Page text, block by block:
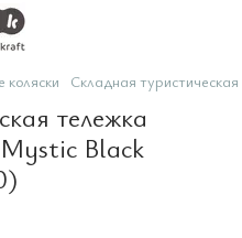
коляски Складная
тележка
Black